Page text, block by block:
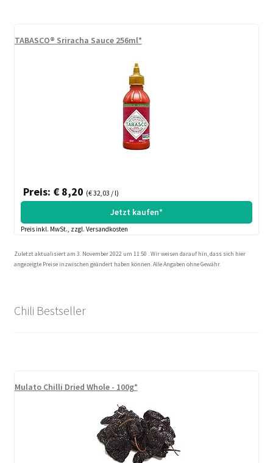
TABASCO® Sriracha Sauce 256ml*
Preis: € 8,20 (€ 32,03 / l)
Jetzt kaufen*
Preis inkl. MwSt., zzgl. Versandkosten
Zuletzt aktualisiert am 3. November 2022 um 11:50 . Wir weisen darauf hin, dass sich hier
angezeigte Preise inzwischen geändert haben können. Alle Angaben ohne Gewähr.
Chili Bestseller
Mulato Chilli Dried Whole - 100g*